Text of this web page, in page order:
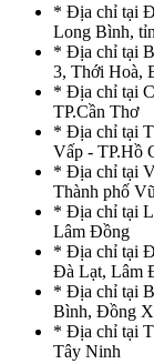
* Địa chỉ tại
Long Bình,
* Địa chỉ tại
3, Thới Hoà,
* Địa chỉ tại
TP.Cần Thơ
* Địa chỉ tại
Vấp - TP.Hồ
* Địa chỉ tại
Thành phố
* Địa chỉ tại
Lâm Đồng
* Địa chỉ tại
Đà Lạt, Lâm
* Địa chỉ tại
Bình, Đồng
* Địa chỉ tại
Tây Ninh